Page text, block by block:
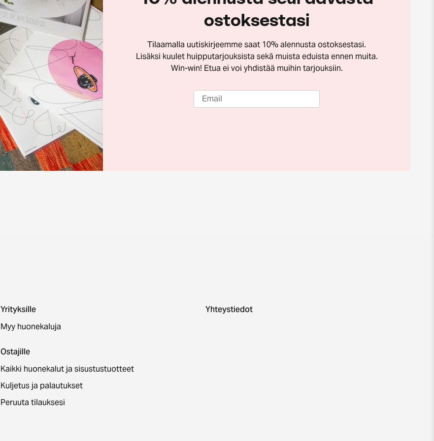
ostoksestasi
Tilaamalla uutiskirjeemme saat 10% alennusta ostoksestasi.
Lisäksi kuulet huipputarjouksista sekä muista eduista ennen muita.
Win-win! Etua ei voi yhdistää muihin tarjouksiin.
Yrityksille
Myy huonekaluja
Ostajille
Kaikki huonekalut ja sisustustuotteet
Kuljetus ja palautukset
Peruuta tilauksesi
Yhteystiedot